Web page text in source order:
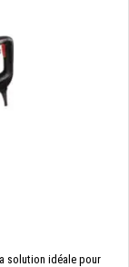
solution idéale pour